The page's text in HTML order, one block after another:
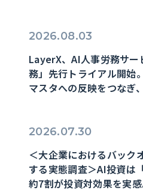
2026.08.03
LayerX、AI人事労務サ
務」先行トライアル開始
マスタへの反映をつなぎ
2026.07.30
＜大企業におけるバック
する実態調査＞AI投資は
約7割が投資対効果を実感